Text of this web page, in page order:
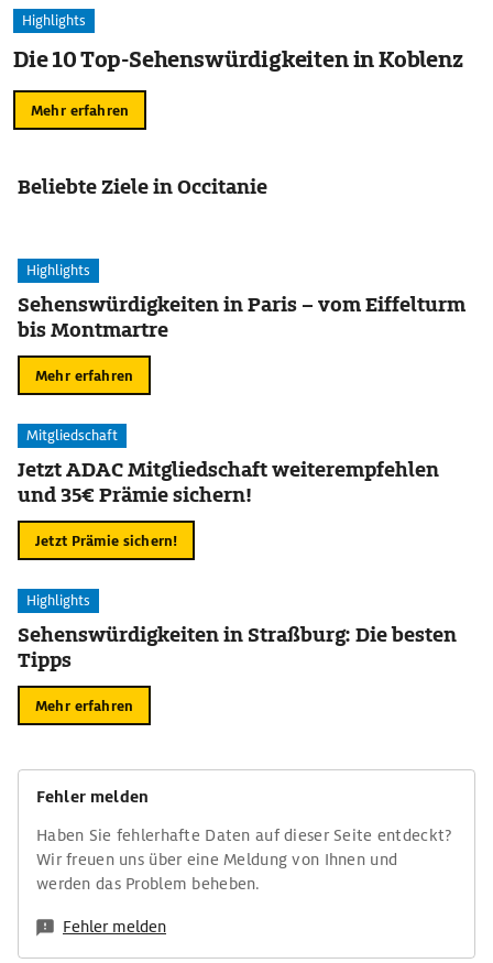
Highlights
Die 10 Top-Sehenswürdigkeiten in Koblenz
Mehr erfahren
Beliebte Ziele in Occitanie
Highlights
Sehenswürdigkeiten in Paris – vom Eiffelturm
bis Montmartre
Mehr erfahren
Mitgliedschaft
Jetzt ADAC Mitgliedschaft weiterempfehlen
und 35€ Prämie sichern!
Jetzt Prämie sichern!
Highlights
Sehenswürdigkeiten in Straßburg: Die besten
Tipps
Mehr erfahren
Fehler melden
Haben Sie fehlerhafte Daten auf dieser Seite entdeckt?
Wir freuen uns über eine Meldung von Ihnen und
werden das Problem beheben.
Fehler melden